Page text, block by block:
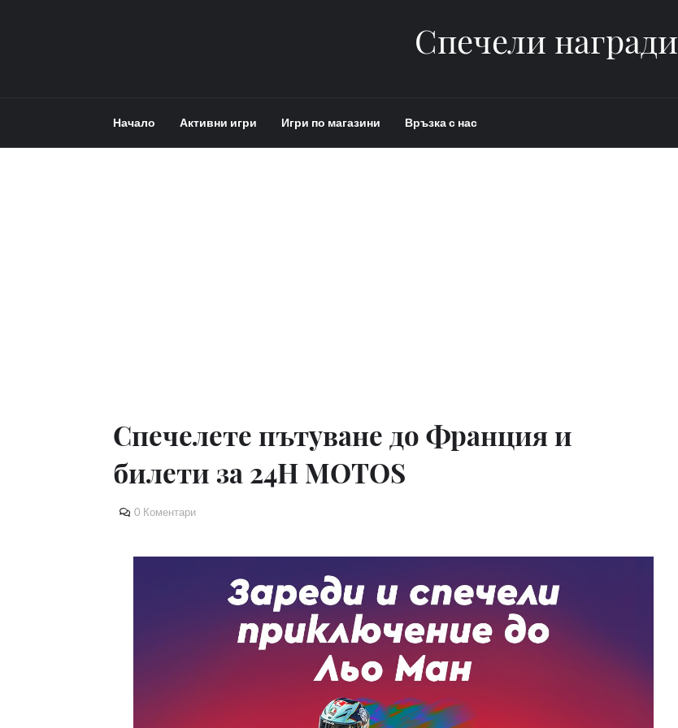
Спечели награди
Начало Активни игри Игри по магазини Връзка с нас
Спечелете пътуване до Франция и
билети за 24H MOTOS
0 Коментари